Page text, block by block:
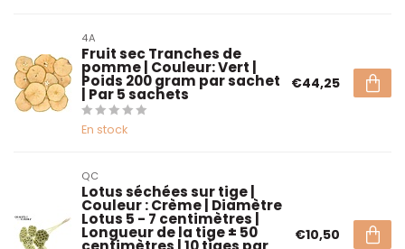
4A
Fruit sec Tranches de
pomme | Couleur: Vert |
Poids 200 gram par sachet
| Par 5 sachets
En stock
€44,25
QC
Lotus séchées sur tige |
Couleur : Crème | Diamètre
Lotus 5 - 7 centimètres |
Longueur de la tige ± 50 €10,50